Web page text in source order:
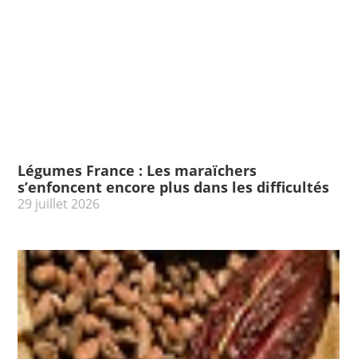
Légumes France : Les maraïchers
s’enfoncent encore plus dans les difficultés
29 juillet 2026